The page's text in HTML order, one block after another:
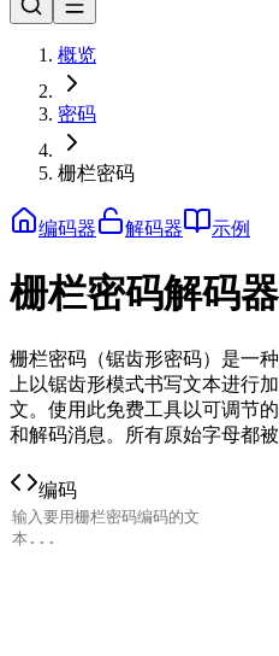
概览
密码
栅栏密码
编码器 解码器 示例
栅栏密码解码
栅栏密码（锯齿形密码）是一
上以锯齿形模式书写文本进行
文。使用此免费工具以可调节
和解码消息。所有原始字母都
编码